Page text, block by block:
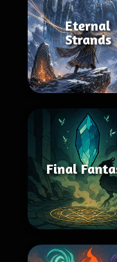
Eternal
Strands
Final